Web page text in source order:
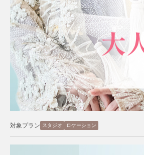
対象プラン スタジオ ロケーション